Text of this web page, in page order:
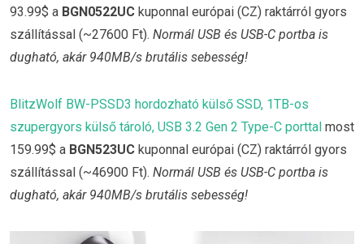
93.99$ a BGN0522UC kuponnal európai (CZ) raktárról gyors
szállítással (~27600 Ft). Normál USB és USB-C portba is
dugható, akár 940MB/s brutális sebesség!
BlitzWolf BW-PSSD3 hordozható külső SSD, 1TB-os
szupergyors külső tároló, USB 3.2 Gen 2 Type-C porttal most
159.99$ a BGN523UC kuponnal európai (CZ) raktárról gyors
szállítással (~46900 Ft). Normál USB és USB-C portba is
dugható, akár 940MB/s brutális sebesség!